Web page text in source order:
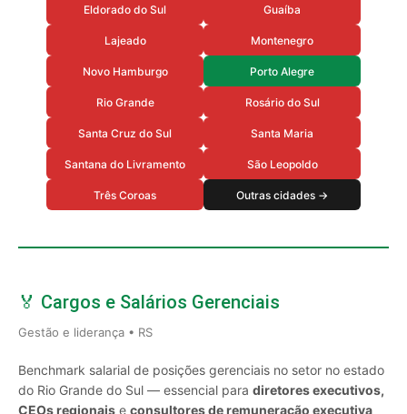
Eldorado do Sul Guaíba
Lajeado Montenegro
Novo Hamburgo Porto Alegre
Rio Grande Rosário do Sul
Santa Cruz do Sul Santa Maria
Santana do Livramento São Leopoldo
Três Coroas Outras cidades →
🏅 Cargos e Salários Gerenciais
Gestão e liderança • RS
Benchmark salarial de posições gerenciais no setor no estado
do Rio Grande do Sul — essencial para diretores executivos,
CEOs regionais e consultores de remuneração executiva